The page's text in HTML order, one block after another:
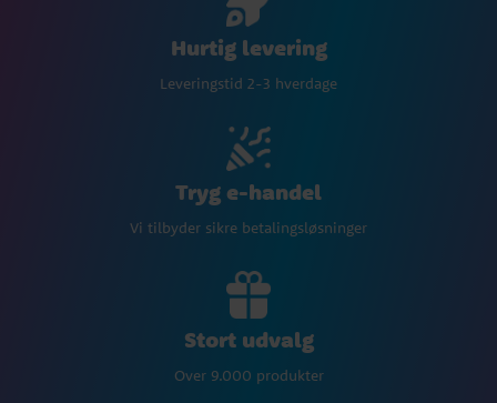
Hurtig levering
Leveringstid 2-3 hverdage
Tryg e-handel
Vi tilbyder sikre betalingsløsninger
Stort udvalg
Over 9.000 produkter